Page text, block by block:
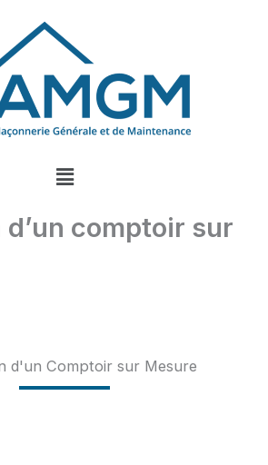
Menu
comptoir sur
d'un Comptoir sur Mesure